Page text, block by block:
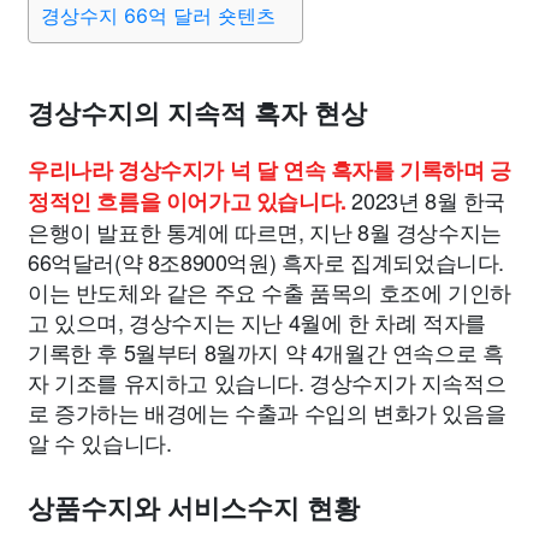
경상수지 66억 달러 숏텐츠
경상수지의 지속적 흑자 현상
우리나라 경상수지가 넉 달 연속 흑자를 기록하며 긍
정적인 흐름을 이어가고 있습니다.2023년 8월 한국
은행이 발표한 통계에 따르면, 지난 8월 경상수지는
66억달러(약 8조8900억원) 흑자로 집계되었습니다.
이는 반도체와 같은 주요 수출 품목의 호조에 기인하
고 있으며, 경상수지는 지난 4월에 한 차례 적자를
기록한 후 5월부터 8월까지 약 4개월간 연속으로 흑
자 기조를 유지하고 있습니다. 경상수지가 지속적으
로 증가하는 배경에는 수출과 수입의 변화가 있음을
알 수 있습니다.
상품수지와 서비스수지 현황